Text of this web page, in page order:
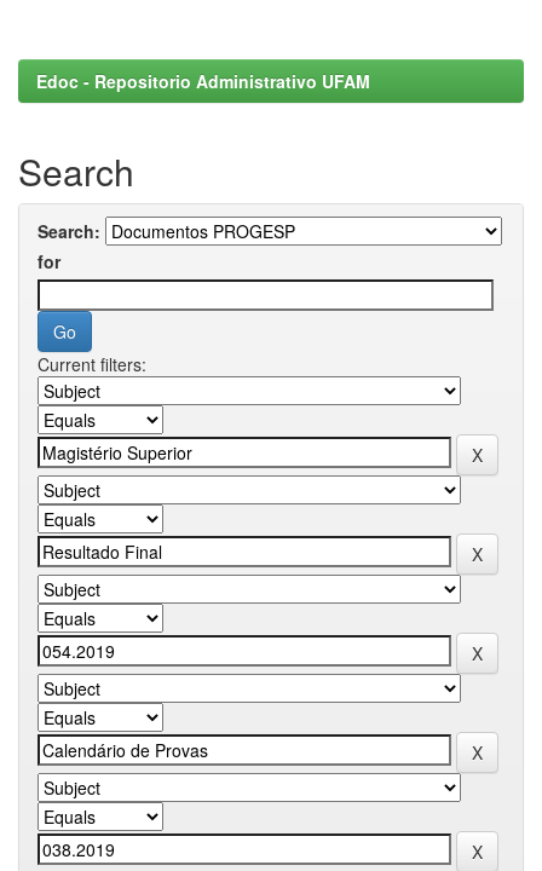
Edoc - Repositorio Administrativo UFAM
Search
Search:
for
Current filters: